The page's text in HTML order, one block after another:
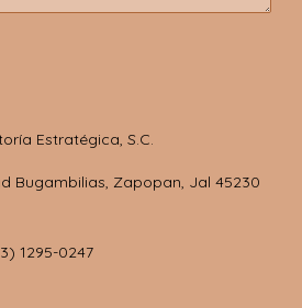
Estratégica, S.C.
Bugambilias, Zapopan, Jal 45230
1295-0247